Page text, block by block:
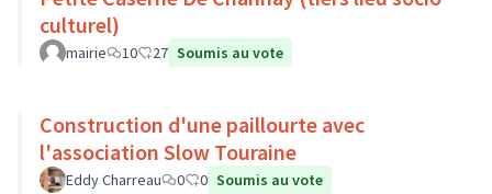
culturel)
mairie 10 27 Soumis au vote
Construction d'une paillourte avec
l'association Slow Touraine
Eddy Charreau 0 0 Soumis au vote